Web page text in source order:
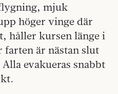
mjuk
höger vinge där
håller kursen länge i
farten är nästan slut
evakueras snabbt